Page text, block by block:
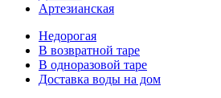
Артезианская
Недорогая
В возвратной таре
В одноразовой таре
Доставка воды на дом